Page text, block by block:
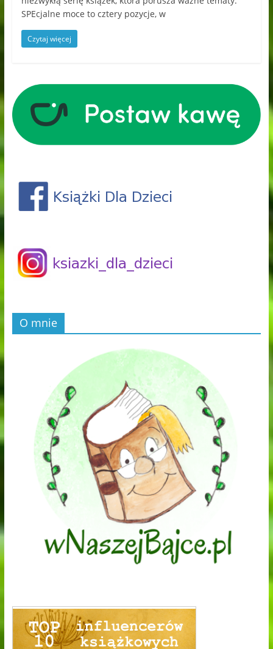
SPEcjalne moce to cztery pozycje, w
Czytaj więcej
O mnie